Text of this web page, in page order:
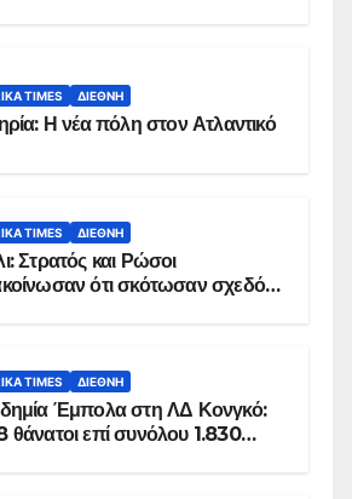
TIMES ΔΙΕΘΝΉ
Η νέα πόλη στον Ατλαντικό
TIMES ΔΙΕΘΝΉ
Στρατός και Ρώσοι
ότι σκότωσαν σχεδόν
TIMES ΔΙΕΘΝΉ
Έμπολα στη ΛΔ Κονγκό:
θάνατοι επί συνόλου 1.830